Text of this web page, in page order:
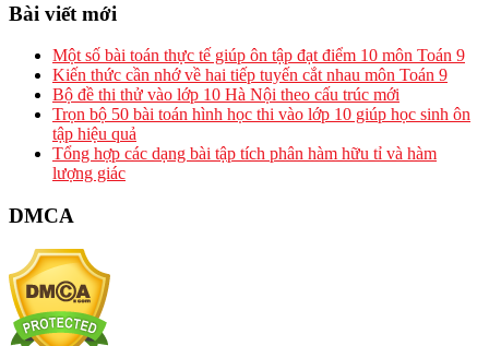
Bài viết mới
Một số bài toán thực tế giúp ôn tập đạt điểm 10 môn Toán 9
Kiến thức cần nhớ về hai tiếp tuyến cắt nhau môn Toán 9
Bộ đề thi thử vào lớp 10 Hà Nội theo cấu trúc mới
Trọn bộ 50 bài toán hình học thi vào lớp 10 giúp học sinh ôn
tập hiệu quả
Tổng hợp các dạng bài tập tích phân hàm hữu tỉ và hàm
lượng giác
DMCA